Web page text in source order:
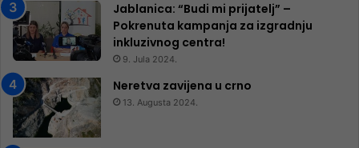
Jablanica: “Budi mi prijatelj” –
Pokrenuta kampanja za izgradnju
inkluzivnog centra!
9. Jula 2024.
Neretva zavijena u crno
13. Augusta 2024.